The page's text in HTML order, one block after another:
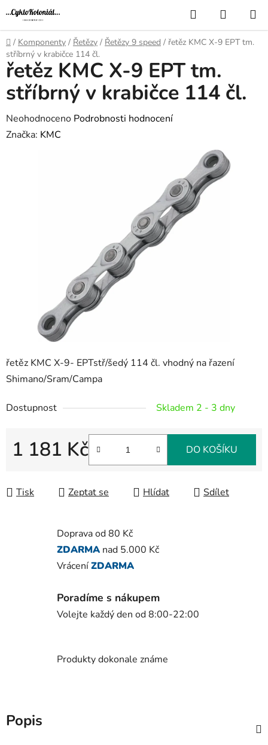
Přejít
na
obsah
Hledat
KOŠÍK
Domů
/ Komponenty / Řetězy / Řetězy 9 speed / řetěz KMC X-9 EPT tm.
stříbrný v krabičce 114 čl.
řetěz KMC X-9- EPTstř/šedý 114 čl. vhodný na řazení
Shimano/Sram/Campa
Dostupnost Skladem 2 - 3 dny
1 181 Kč DO KOŠÍKU
Tisk Zeptat se Hlídat Sdílet
řetěz KMC X-9 EPT tm.
stříbrný v krabičce 114 čl.
Průměrné
hodnocení
Neohodnoceno Podrobnosti hodnocení
Značka: KMC
Doprava od 80 Kč
ZDARMA nad 5.000 Kč
VráceníZDARMA
Poradíme s nákupem
Volejte každý den od 8:00-22:00
Produkty dokonale známe
Popis